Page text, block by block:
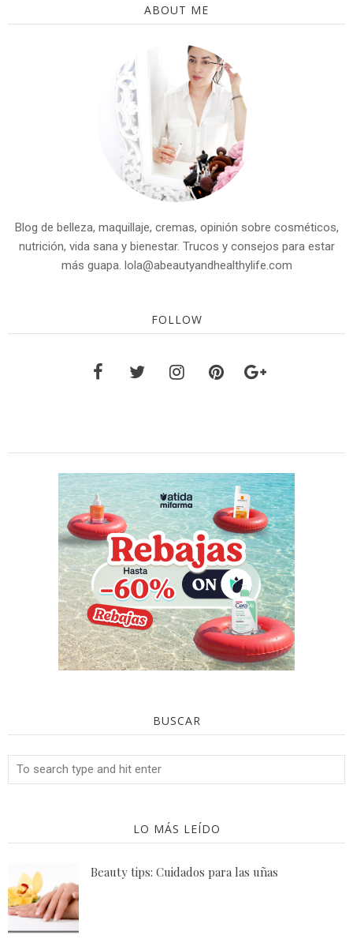
ABOUT ME
Blog de belleza, maquillaje, cremas, opinión sobre cosméticos,
nutrición, vida sana y bienestar. Trucos y consejos para estar
más guapa. lola@abeautyandhealthylife.com
FOLLOW
BUSCAR
LO MÁS LEÍDO
Beauty tips: Cuidados para las uñas